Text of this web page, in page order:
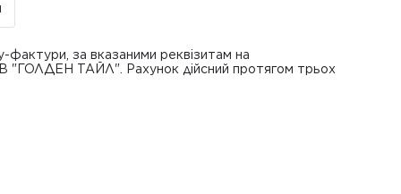
фактури, за вказаними реквізитам на
"ГОЛДЕН ТАЙЛ". Рахунок дійсний протягом трьох